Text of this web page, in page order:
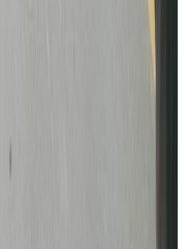
आफैंले गाडि चलाएर उद्घाटन